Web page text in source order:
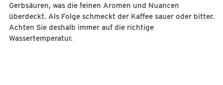
Gerbsäuren, was die feinen Aromen und Nuancen
überdeckt. Als Folge schmeckt der Kaffee sauer oder bitter.
Achten Sie deshalb immer auf die richtige
Wassertemperatur.